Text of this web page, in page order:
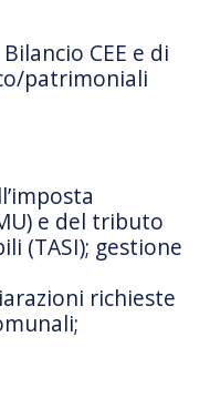
CEE e di
patrimoniali
e del tributo
(TASI); gestione
richieste